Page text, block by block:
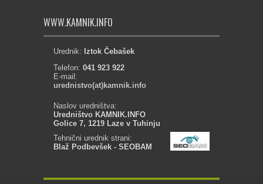
WWW.KAMNIK.INFO
Urednik: Iztok Čebašek
Telefon: 041 923 922
E-mail:
urednistvo(at)kamnik.info
Naslov uredništva:
Uredništvo KAMNIK.INFO
Golice 7, 1219 Laze v Tuhinju
Tehnični urednik strani:
Blaž Podbevšek - SEOBAM